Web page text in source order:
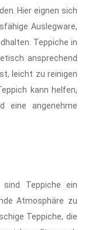
Hier eignen sich
Auslegware,
Teppiche in
ansprechend
leicht zu reinigen
kann helfen,
eine angenehme
sind Teppiche ein
Atmosphäre zu
Teppiche, die